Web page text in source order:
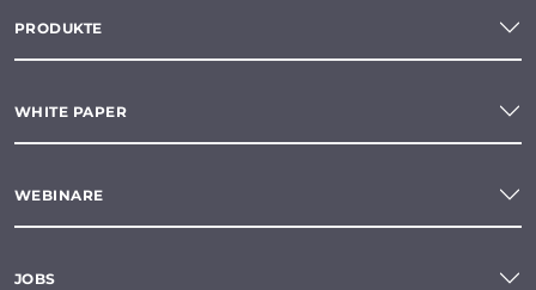
PRODUKTE
WHITE PAPER
WEBINARE
JOBS